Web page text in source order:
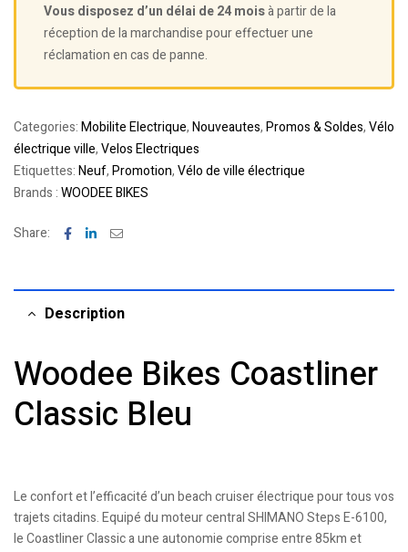
Vous disposez d’un délai de 24 moisà partir de la
réception de la marchandise pour effectuer une
réclamation en cas de panne.
Categories:Mobilite Electrique,Nouveautes,Promos & Soldes,Vélo
électrique ville,Velos Electriques
Etiquettes:Neuf,Promotion,Vélo de ville électrique
Brands :WOODEE BIKES
Share: Facebook
LinkedinEmail
Description
Woodee Bikes Coastliner
Classic Bleu
Le confort et l’efficacité d’un beach cruiser électrique pour tous vos
trajets citadins. Equipé du moteur central SHIMANO Steps E-6100,
le Coastliner Classic a une autonomie comprise entre 85km et